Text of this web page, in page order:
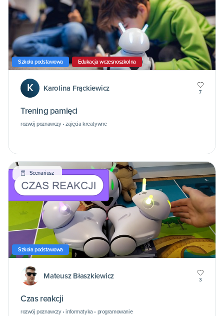
Szkoła podstawowa Edukacja wczesnoszkolna
K Karolina Frąckiewicz 7
Trening pamięci
rozwój poznawczy • zajęcia kreatywne
Scenariusz
Szkoła podstawowa
Mateusz Błaszkiewicz 3
Czas reakcji
rozwój poznawczy • informatyka • programowanie